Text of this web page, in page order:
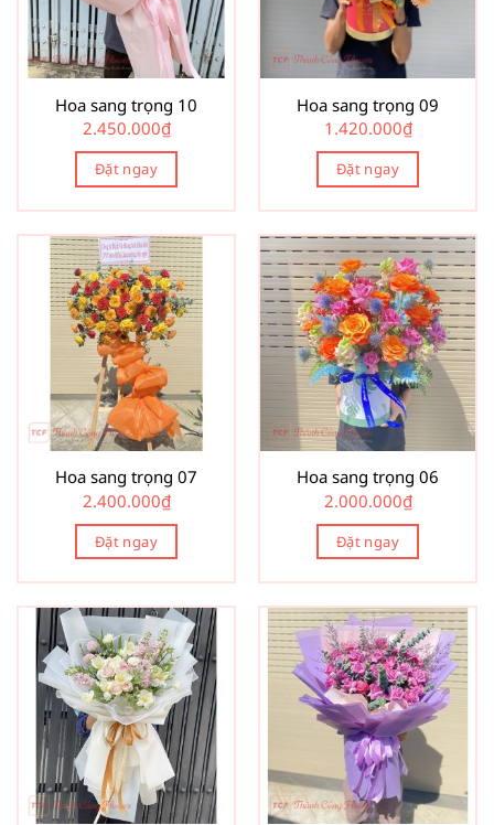
Hoa sang trọng 10
2.450.000₫
Đặt ngay
Hoa sang trọng 09
1.420.000₫
Đặt ngay
Hoa sang trọng 07
2.400.000₫
Đặt ngay
Hoa sang trọng 06
2.000.000₫
Đặt ngay